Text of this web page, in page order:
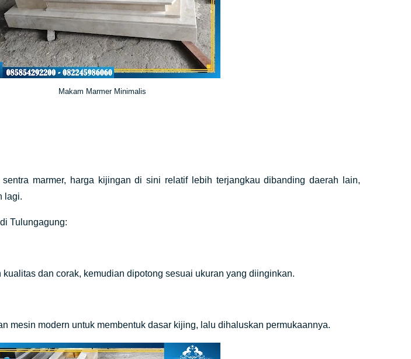
Makam Marmer Minimalis
marmer, harga kijingan di sini relatif lebih terjangkau dibanding daerah lain,
lagi.
Tulungagung:
dan corak, kemudian dipotong sesuai ukuran yang diinginkan.
mesin modern untuk membentuk dasar kijing, lalu dihaluskan permukaannya.